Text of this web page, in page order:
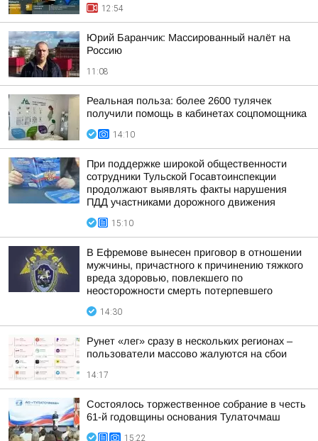
12:54
Юрий Баранчик: Массированный налёт на
Россию
11:08
Реальная польза: более 2600 тулячек
получили помощь в кабинетах соцпомощника
14:10
При поддержке широкой общественности
сотрудники Тульской Госавтоинспекции
продолжают выявлять факты нарушения
ПДД участниками дорожного движения
15:10
В Ефремове вынесен приговор в отношении
мужчины, причастного к причинению тяжкого
вреда здоровью, повлекшего по
неосторожности смерть потерпевшего
14:30
Рунет «лег» сразу в нескольких регионах –
пользователи массово жалуются на сбои
14:17
Состоялось торжественное собрание в честь
61-й годовщины основания Тулаточмаш
15:22